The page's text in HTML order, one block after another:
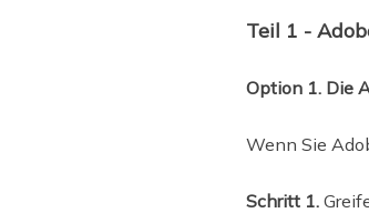
Teil 1 -
Option 1. Die
Wenn Sie
Schritt 1.